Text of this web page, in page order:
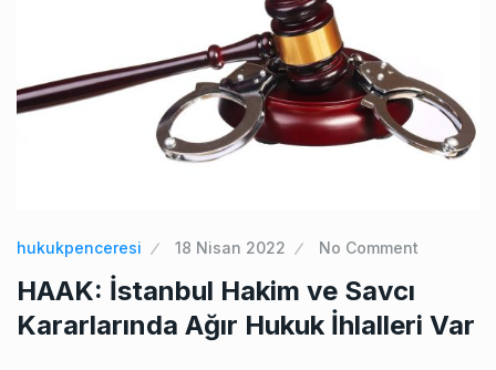
hukukpenceresi 18 Nisan 2022 No Comment
HAAK: İstanbul Hakim ve Savcı
Kararlarında Ağır Hukuk İhlalleri Var